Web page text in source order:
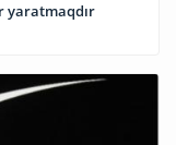
yaratmaqdır